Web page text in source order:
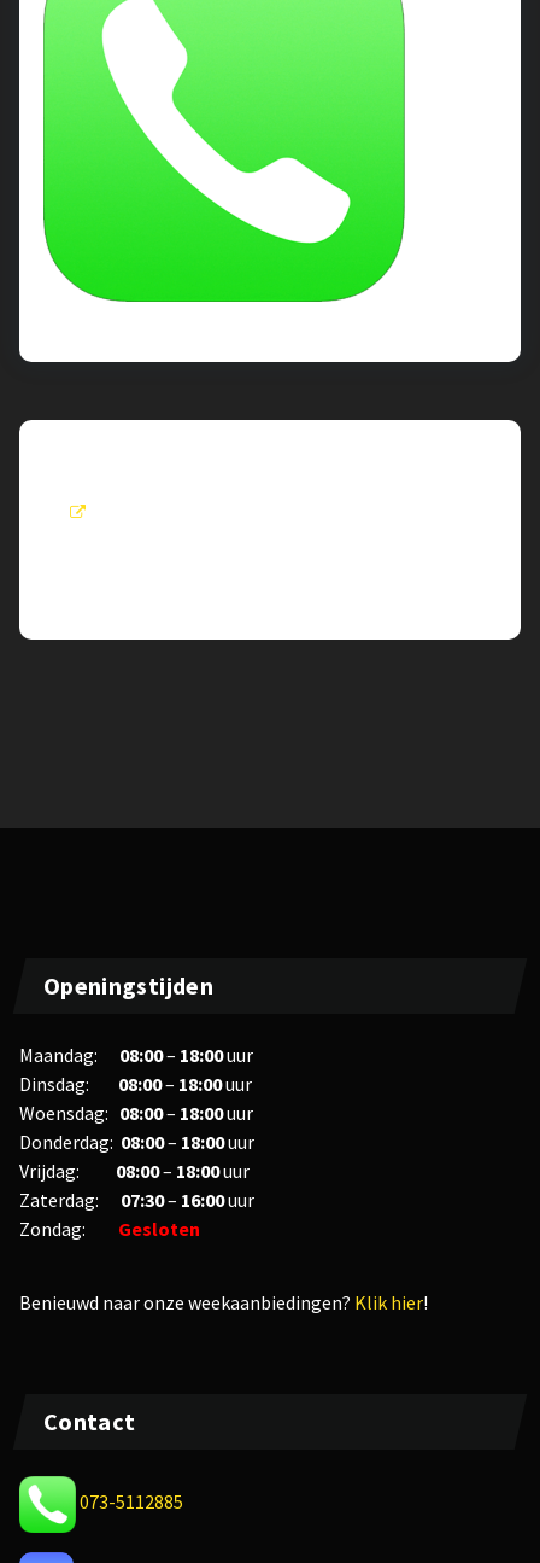
Openingstijden
Maandag: 08:00– 18:00uur
Dinsdag: 08:00– 18:00uur
Woensdag: 08:00– 18:00uur
Donderdag: 08:00– 18:00uur
Vrijdag: 08:00– 18:00uur
Zaterdag: 07:30– 16:00uur
Zondag: Gesloten
Benieuwd naar onze weekaanbiedingen? Klik hier!
Contact
073-5112885